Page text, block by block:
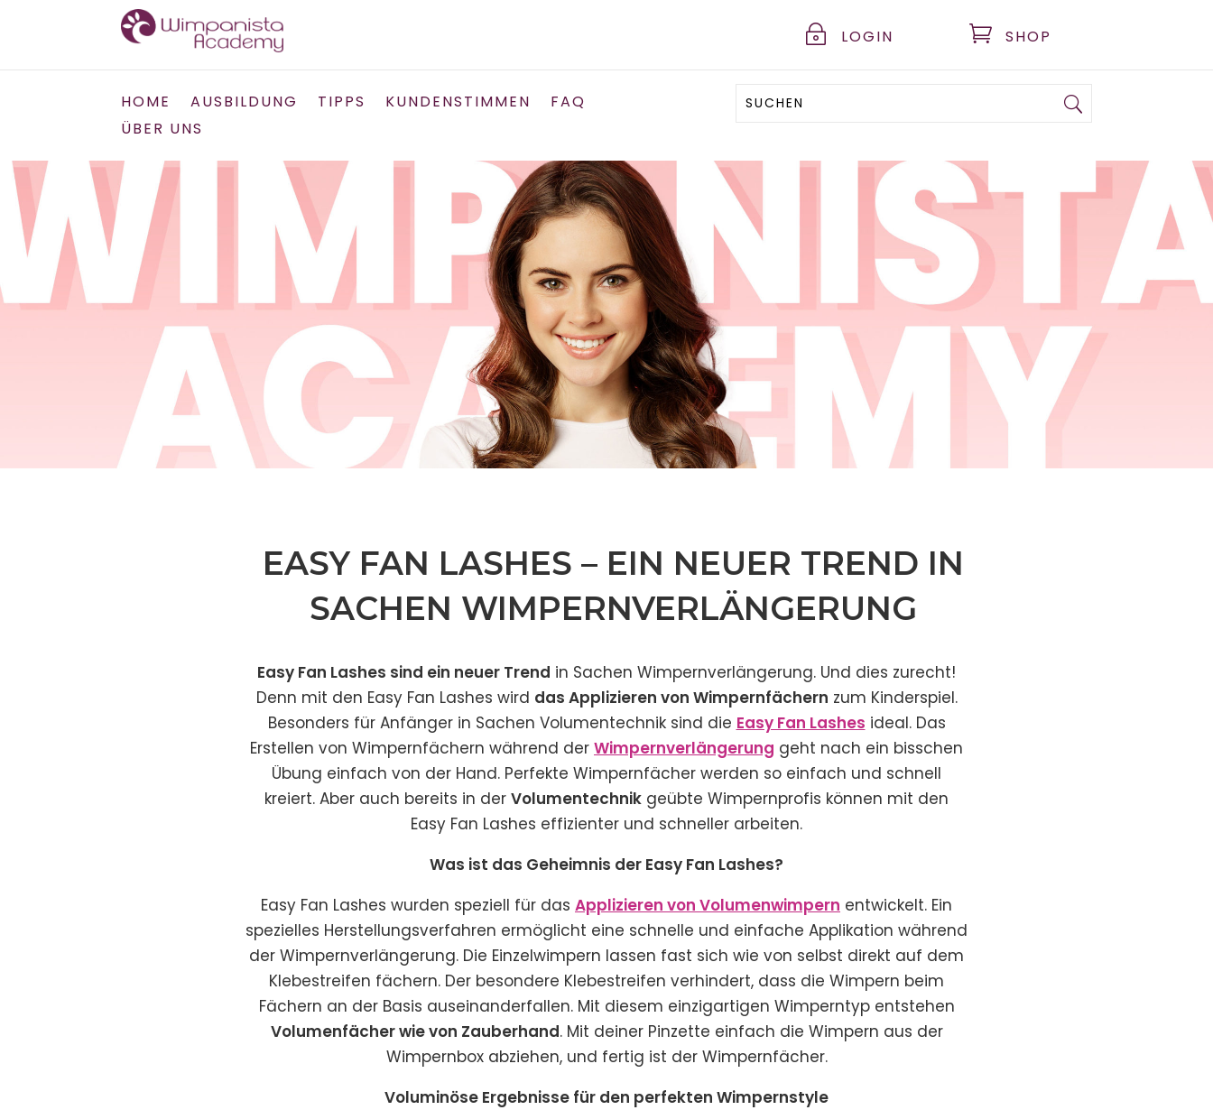
~ LOGIN  SHOP
HOME AUSBILDUNG TIPPS KUNDENSTIMMEN
FAQ
ÜBER UNS
EASY FAN LASHES – EIN NEUER TREND IN
SACHEN WIMPERNVERLÄNGERUNG
Easy Fan Lashes sind ein neuer Trend in Sachen Wimpernverlängerung. Und dies zurecht!
Denn mit den Easy Fan Lashes wird das Applizieren von Wimpernfächern zum Kinderspiel.
Besonders für Anfänger in Sachen Volumentechnik sind die Easy Fan Lashes ideal. Das
Erstellen von Wimpernfächern während der Wimpernverlängerung geht nach ein bisschen
Übung einfach von der Hand. Perfekte Wimpernfächer werden so einfach und schnell
kreiert. Aber auch bereits in der Volumentechnik geübte Wimpernprofis können mit den
Easy Fan Lashes effizienter und schneller arbeiten.
Was ist das Geheimnis der Easy Fan Lashes?
Easy Fan Lashes wurden speziell für das Applizieren von Volumenwimpern entwickelt. Ein
spezielles Herstellungsverfahren ermöglicht eine schnelle und einfache Applikation während
der Wimpernverlängerung. Die Einzelwimpern lassen fast sich wie von selbst direkt auf dem
Klebestreifen fächern. Der besondere Klebestreifen verhindert, dass die Wimpern beim
Fächern an der Basis auseinanderfallen. Mit diesem einzigartigen Wimperntyp entstehen
Volumenfächer wie von Zauberhand. Mit deiner Pinzette einfach die Wimpern aus der
Wimpernbox abziehen, und fertig ist der Wimpernfächer.
Voluminöse Ergebnisse für den perfekten Wimpernstyle